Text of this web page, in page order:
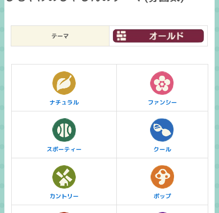
テーマ
ナチュラル ファンシー
スポーティー クール
カントリー ポップ